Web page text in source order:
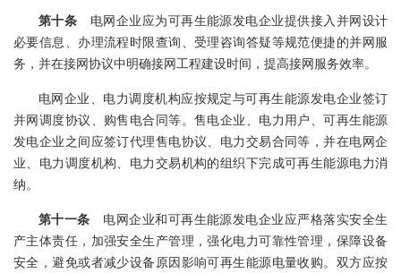
第十条 电网企业应为可再生能源发电企业提供接入并网设计
必要信息、办理流程时限查询、受理咨询答疑等规范便捷的并网服
务，并在接网协议中明确接网工程建设时间，提高接网服务效率。
电网企业、电力调度机构应按规定与可再生能源发电企业签订
并网调度协议、购售电合同等。售电企业、电力用户、可再生能源
发电企业之间应签订代理售电协议、电力交易合同等，并在电网企
业、电力调度机构、电力交易机构的组织下完成可再生能源电力消
纳。
第十一条 电网企业和可再生能源发电企业应严格落实安全生
产主体责任，加强安全生产管理，强化电力可靠性管理，保障设备
安全，避免或者减少设备原因影响可再生能源电量收购。双方应按